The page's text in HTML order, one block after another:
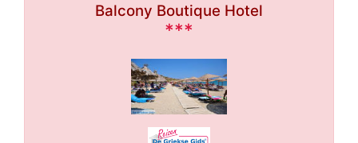
Balcony Boutique Hotel
***